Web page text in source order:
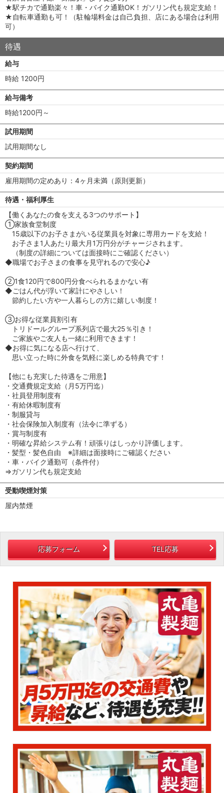
★駅チカで通勤楽々！車・バイク通勤OK！ガソリン代も規定支給！
★自転車通勤も可！（駐輪場料金は自己負担、店にある場合は利用
可）
待遇
給与
時給 1200円
給与備考
時給1200円～
試用期間
試用期間なし
契約期間
雇用期間の定めあり：4ヶ月未満（原則更新）
待遇・福利厚生
【働くあなたの食を支える3つのサポート】
①家族食堂制度
15歳以下のお子さまがいる従業員を対象に専用カードを支給！
お子さま1人あたり最大月1万円分がチャージされます。
（制度の詳細については面接時にご確認ください）
◆職場でお子さまの食事を見守れるので安心♪
②1食120円で800円分食べられるまかない有
◆ごはん代が浮いて家計にやさしい！
節約したい方や一人暮らしの方に嬉しい制度！
③お得な従業員割引有
トリドールグループ系列店で最大25％引き！
ご家族やご友人も一緒に利用できます！
◆お得に気になる店へ行けて、
思い立った時に外食を気軽に楽しめる特典です！
【他にも充実した待遇をご用意】
・交通費規定支給（月5万円迄）
・社員登用制度有
・有給休暇制度有
・制服貸与
・社会保険加入制度有（法令に準ずる）
・賞与制度有
・明確な昇給システム有！頑張りはしっかり評価します。
・髪型・髪色自由 ※詳細は面接時にご確認ください
・車・バイク通勤可（条件付）
⇒ガソリン代も規定支給
受動喫煙対策
屋内禁煙
応募フォーム TEL応募